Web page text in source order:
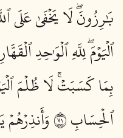
بَٰرِزُونَۖ لَا يَخۡفَىٰ عَلَى
ٱلۡيَوۡمَۖ لِلَّهِ ٱلۡوَٰحِدِ ٱلۡقَهَّارِ
بِمَا كَسَبَتۡۚ لَا ظُلۡمَ
ٱلۡحِسَابِ ١٧
وَأَنذِرۡهُمۡ